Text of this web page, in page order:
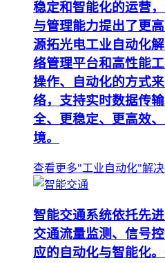
稳定和智能化的运营
与管理能力提出了更高
源拓光电工业自动化
络管理平台和高性能
操作、自动化的方式
络，支持实时数据传
全、更稳定、更高效
境。
查看更多"工业自动化"解
智能交通系统依托先
交通流量监测、信号
应的自动化与智能化